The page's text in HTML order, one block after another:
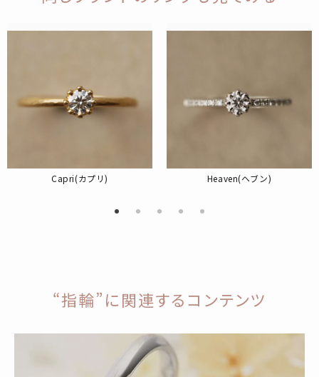
Capri(カプリ) Heaven(ヘブン)
“指輪”に関連するコンテンツ